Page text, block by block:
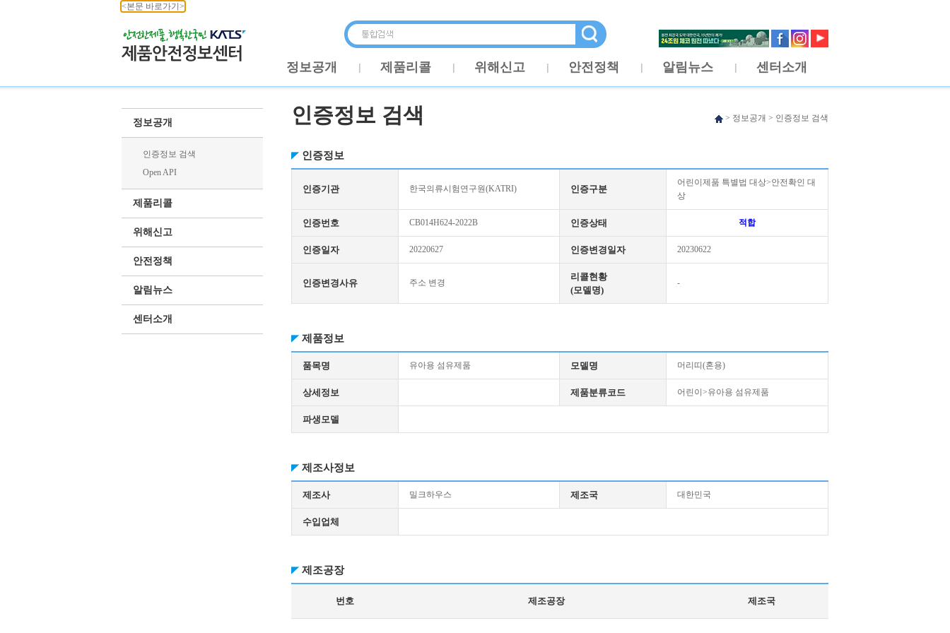
<본문 바로가기>
정보공개 제품리콜 위해신고 안전정책 알림뉴스 센터소개
정보공개
인증정보 검색
Open API
제품리콜
위해신고
안전정책
알림뉴스
센터소개
인증정보 검색 > 정보공개 > 인증정보 검색
인증정보
인증기관 한국의류시험연구원(KATRI) 인증구분
어린이제품 특별법 대상>안전확인 대
상
인증번호 CB014H624-2022B 인증상태 적합
인증일자 20220627 인증변경일자 20230622
인증변경사유 주소 변경
리콜현황
(모델명)
-
제품정보
품목명 유아용 섬유제품 모델명 머리띠(혼용)
상세정보 제품분류코드 어린이>유아용 섬유제품
파생모델
제조사정보
제조사 밀크하우스 제조국 대한민국
수입업체
제조공장
번호 제조공장 제조국